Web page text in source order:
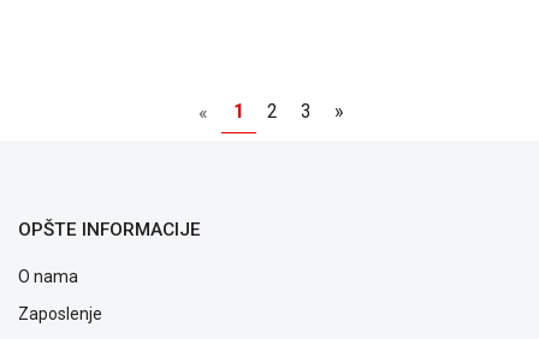
« 1 2 3 »
OPŠTE INFORMACIJE
O nama
Zaposlenje